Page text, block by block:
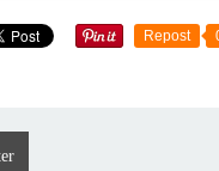
Repost